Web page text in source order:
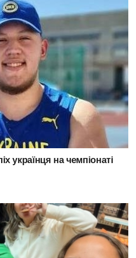
українця на чемпіонаті